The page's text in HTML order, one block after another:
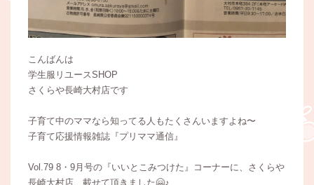
こんばんは
学生服リユースSHOP
さくらや長崎大村店です
子育て中のママなら知ってる人もたくさんいますよね〜
子育て応援情報雑誌『プリママ通信』
Vol.79 8・9月号の『いいとこみつけた』コーナーに、さくらや
長崎大村店、載せて頂きました🤗♪